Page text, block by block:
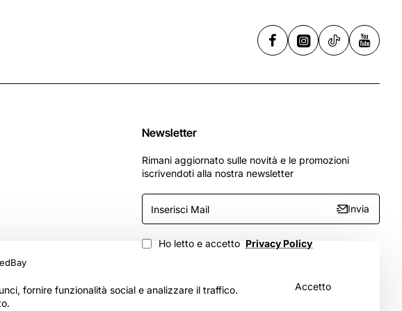
fornire funzionalità social e analizzare il traffico.
Accetto
Newsletter
Rimani aggiornato sulle novità e le promozioni
iscrivendoti alla nostra newsletter
Inserisci
Mail
Invia
Ho letto e accetto Privacy Policy